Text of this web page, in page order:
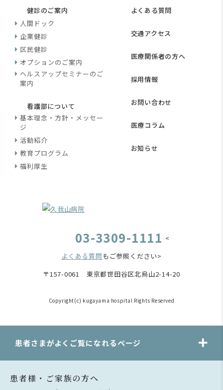
健診のご案内
人間ドック
企業健診
区民健診
オプションのご案内
ヘルスアップセミナーのご
案内
看護部について
基本理念・方針・メッセー
ジ
活動紹介
教育プログラム
福利厚生
よくある質問
交通アクセス
医療関係者の方へ
採用情報
お問い合わせ
医療コラム
お知らせ
03-3309-1111 <
よくある質問もご参照ください>
〒157-0061 東京都世田谷区北烏山2-14-20
Copyright(c) kugayama hospital Rights Reserved
患者さまがよくご覧になれるページ
患者様・ご家族の方へ